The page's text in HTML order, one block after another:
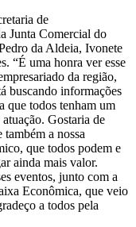
de
Junta Comercial do
da Aldeia, Ivonete
“É uma honra ver esse
da região,
buscando informações
que todos tenham um
Gostaria de
a nossa
que todos podem e
ainda mais valor.
eventos, junto com a
Econômica, que veio
a todos pela